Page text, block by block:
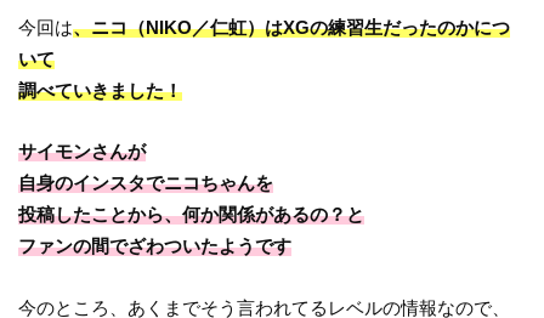
今回は、ニコ（NIKO／仁虹）はXGの練習生だったのかにつ
いて
調べていきました！
サイモンさんが
自身のインスタでニコちゃんを
投稿したことから、何か関係があるの？と
ファンの間でざわついたようです
今のところ、あくまでそう言われてるレベルの情報なので、